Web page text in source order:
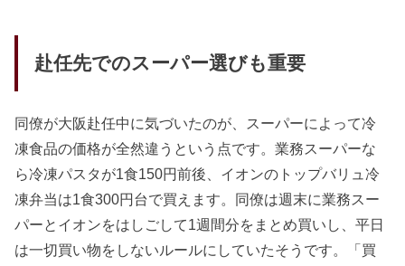
赴任先でのスーパー選びも重要
同僚が大阪赴任中に気づいたのが、スーパーによって冷
凍食品の価格が全然違うという点です。業務スーパーな
ら冷凍パスタが1食150円前後、イオンのトップバリュ冷
凍弁当は1食300円台で買えます。同僚は週末に業務スー
パーとイオンをはしごして1週間分をまとめ買いし、平日
は一切買い物をしないルールにしていたそうです。「買